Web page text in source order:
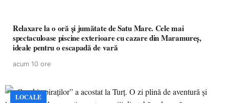
Relaxare la o oră și jumătate de Satu Mare. Cele mai
spectaculoase piscine exterioare cu cazare din Maramureș,
ideale pentru o escapadă de vară
acum 10 ore
LOCALE